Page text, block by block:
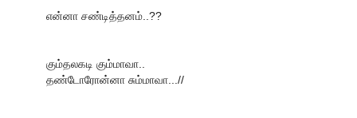
என்னா சண்டித்தனம்..??
கும்தலகடி கும்மாவா..
தண்டோரோன்னா சும்மாவா...//